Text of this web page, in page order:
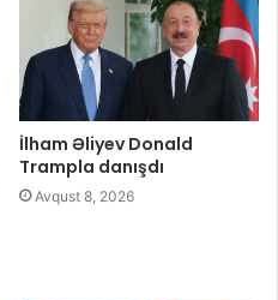
İlham Əliyev Donald
Trampla danışdı
Avqust 8, 2026